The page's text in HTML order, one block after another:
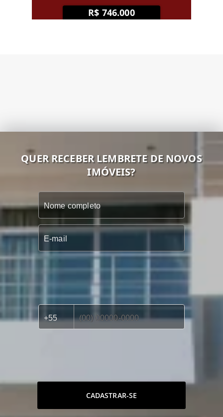
R$ 746.000
QUER RECEBER LEMBRETE DE NOVOS
IMÓVEIS?
CADASTRAR-SE